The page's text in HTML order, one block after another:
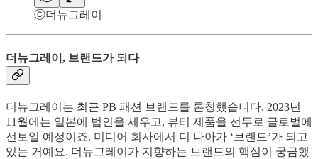
ⓒ더뉴그레이
더뉴그레이, 브랜드가 되다
더뉴그레이는 최근 PB 패션 브랜드를 론칭했습니다. 2023년
11월에는 일본에 법인을 세우고, 뷰티 제품을 선두로 글로벌에
선보일 예정이죠. 미디어 회사에서 더 나아가 ‘브랜드’가 되고
있는 거예요. 더뉴그레이가 지향하는 브랜드의 핵심이 궁금했